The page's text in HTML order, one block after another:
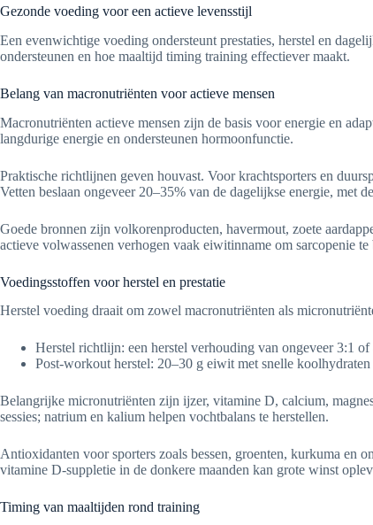
Gezonde voeding voor een actieve levensstijl
Een evenwichtige voeding ondersteunt prestaties, herstel en
ondersteunen en hoe maaltijd timing training effectiever maakt.
Belang van macronutriënten voor actieve mensen
Macronutriënten actieve mensen zijn de basis voor energie en
langdurige energie en ondersteunen hormoonfunctie.
Praktische richtlijnen geven houvast. Voor krachtsporters en
Vetten beslaan ongeveer 20–35% van de dagelijkse energie, met
Goede bronnen zijn volkorenproducten, havermout, zoete
actieve volwassenen verhogen vaak eiwitinname om sarcopenie te
Voedingsstoffen voor herstel en prestatie
Herstel voeding draait om zowel macronutriënten als
Herstel richtlijn: een herstel verhouding van ongeveer 3:1
Post-workout herstel: 20–30 g eiwit met snelle
Belangrijke micronutriënten zijn ijzer, vitamine D, calcium,
sessies; natrium en kalium helpen vochtbalans te herstellen.
Antioxidanten voor sporters zoals bessen, groenten, kurkuma en
vitamine D-suppletie in de donkere maanden kan grote winst
Timing van maaltijden rond training